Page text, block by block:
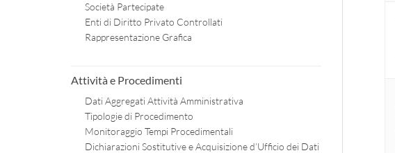
Società Partecipate
Enti di Diritto Privato Controllati
Rappresentazione Grafica
Attività e Procedimenti
Dati Aggregati Attività Amministrativa
Tipologie di Procedimento
Monitoraggio Tempi Procedimentali
Dichiarazioni Sostitutive e Acquisizione d’Ufficio dei Dati